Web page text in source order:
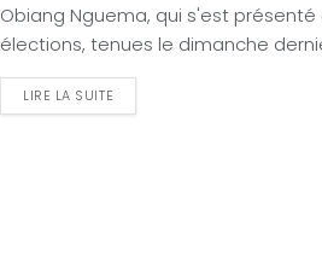
Obiang Nguema, qui s'est présenté
élections, tenues le dimanche
LIRE LA SUITE